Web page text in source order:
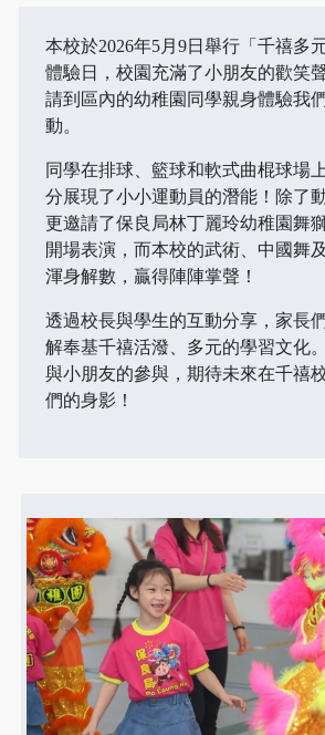
本校於2026年5月9日舉行「千禧多
體驗日，校園充滿了小朋友的歡笑
請到區內的幼稚園同學親身體驗我
動。
同學在排球、籃球和軟式曲棍球場
分展現了小小運動員的潛能！除了
更邀請了保良局林丁麗玲幼稚園舞
開場表演，而本校的武術、中國舞
渾身解數，贏得陣陣掌聲！
透過校長與學生的互動分享，家長
解奉基千禧活潑、多元的學習文化
與小朋友的參與，期待未來在千禧
們的身影！